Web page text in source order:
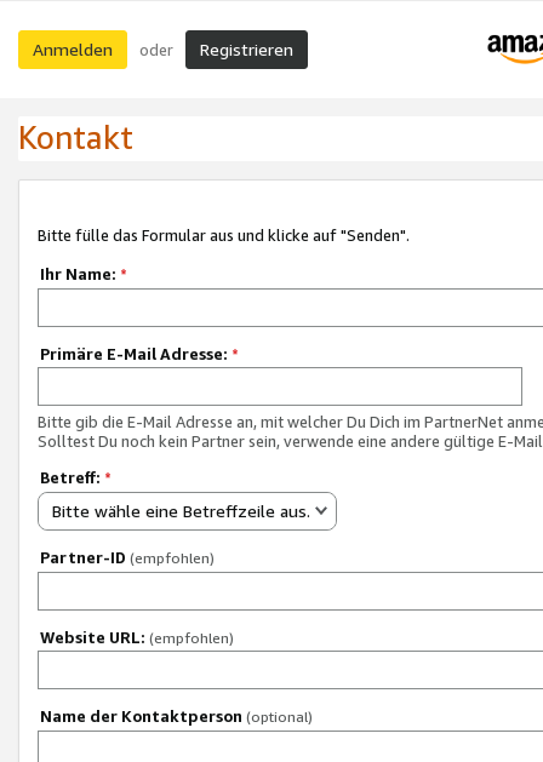
Anmelden oder Registrieren
Kontakt
Bitte fülle das Formular aus und klicke auf "Senden".
Ihr Name: *
Primäre E-Mail Adresse: *
Bitte gib die E-Mail Adresse an, mit welcher Du Dich im PartnerNet
Solltest Du noch kein Partner sein, verwende eine andere gültige E-
Betreff: *
Bitte wähle eine Betreffzeile aus.
Partner-ID (empfohlen)
Website URL: (empfohlen)
Name der Kontaktperson (optional)